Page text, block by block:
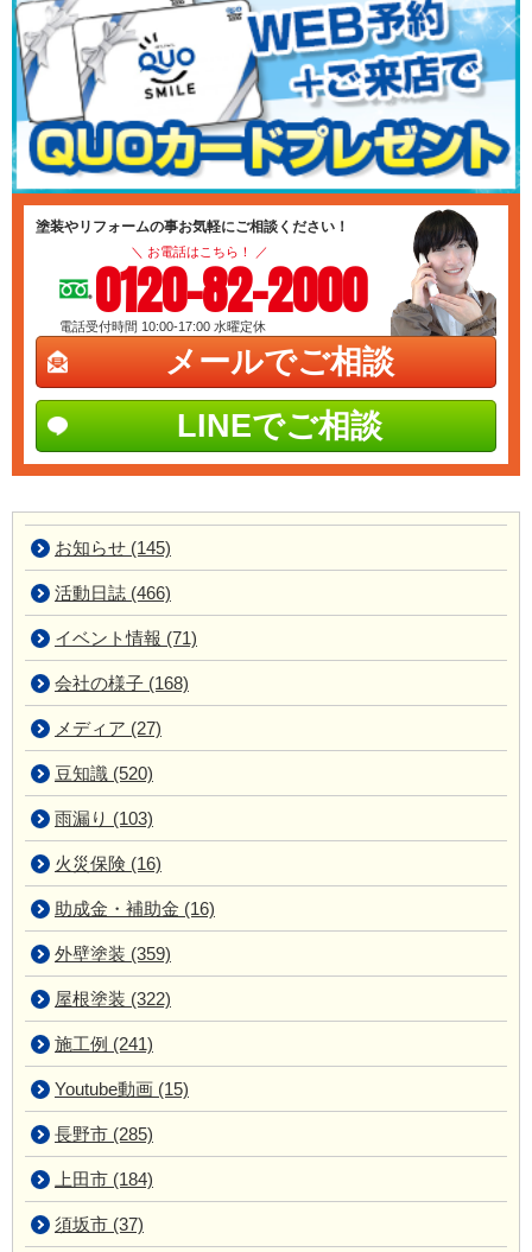
塗装やリフォームの事お気軽にご相談ください！
＼ お電話はこちら！ ／
0120-82-2000
電話受付時間 10:00-17:00 水曜定休
メールでご相談
LINEでご相談
お知らせ (145)
活動日誌 (466)
イベント情報 (71)
会社の様子 (168)
メディア (27)
豆知識 (520)
雨漏り (103)
火災保険 (16)
助成金・補助金 (16)
外壁塗装 (359)
屋根塗装 (322)
施工例 (241)
Youtube動画 (15)
長野市 (285)
上田市 (184)
須坂市 (37)